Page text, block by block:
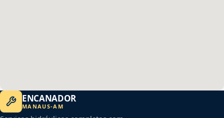
ENCANADOR
MANAUS-AM